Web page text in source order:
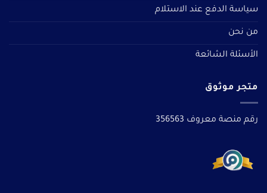
سياسة الدفع عند الاستلام
من نحن
الأسئلة الشائعة
متجر موثوق
رقم منصة معروف 356563